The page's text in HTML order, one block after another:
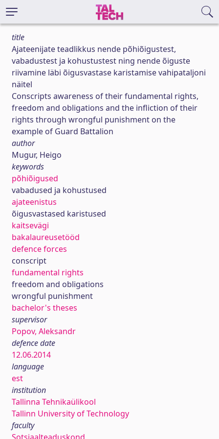
title
Ajateenijate teadlikkus nende põhiõigustest,
vabadustest ja kohustustest ning nende õiguste
riivamine läbi õigusvastase karistamise vahipataljoni
näitel
Conscripts awareness of their fundamental rights,
freedom and obligations and the infliction of their
rights through wrongful punishment on the
example of Guard Battalion
author
Mugur, Heigo
keywords
põhiõigused
vabadused ja kohustused
ajateenistus
õigusvastased karistused
kaitsevägi
bakalaureusetööd
defence forces
conscript
fundamental rights
freedom and obligations
wrongful punishment
bachelor's theses
supervisor
Popov, Aleksandr
defence date
12.06.2014
language
est
institution
Tallinna Tehnikaülikool
Tallinn University of Technology
faculty